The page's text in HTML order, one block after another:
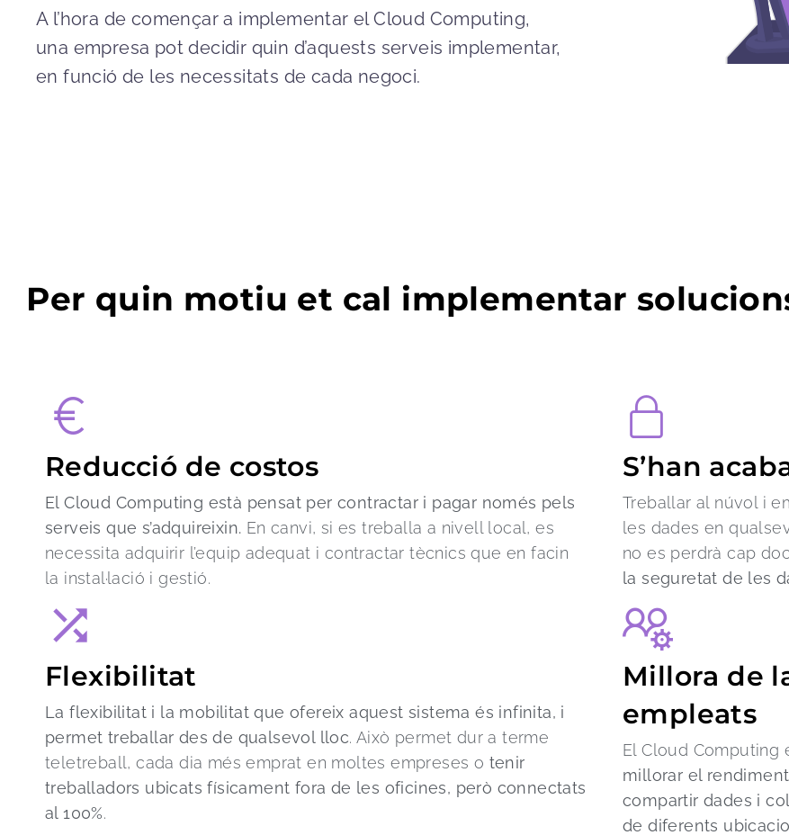
A l’hora de començar a implementar el Cloud Computing,
una empresa pot decidir quin d’aquests serveis implementar,
en funció de les necessitats de cada negoci.
Per quin motiu et cal implementar
Reducció de costos
El Cloud Computing està pensat per contractar i pagar només pels
serveis que s’adquireixin. En canvi, si es treballa a nivell local, es
necessita adquirir l’equip adequat i contractar tècnics que en facin
la instal·lació i gestió.
Flexibilitat
La flexibilitat i la mobilitat que ofereix aquest sistema és infinita, i
permet treballar des de qualsevol lloc. Això permet dur a terme
teletreball, cada dia més emprat en moltes empreses o tenir
treballadors ubicats físicament fora de les oficines, però connectats
al 100%.
S’han
Treballar al núvol i
les dades en
no es perdrà cap
la seguretat de les
Millora de
empleats
El Cloud Computing
millorar el
compartir dades i
de diferents